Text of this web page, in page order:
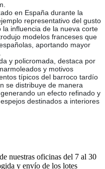
en España durante la
representativo del gusto
influencia de la nueva corte
modelos franceses que
aportando mayor
y policromada, destaca por
y motivos
típicos del barroco tardío
se distribuye de manera
un efecto refinado y
destinados a interiores
nuestras oficinas del 7 al 30
y envío de los lotes